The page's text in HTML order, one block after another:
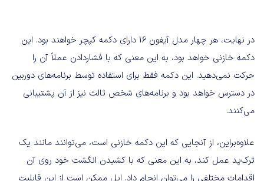
در نهایت، هر چهار مدل آیفون 16 دارای دکمه کپچر خواهند بود. این
دکمه خازنی خواهد بود، به این معنی که با فشاردادن عملاً آن را
حرکت نمی‌دهید. این دکمه فقط برای استفاده توسط برنامه‌های دوربین
در دسترس خواهد بود و برنامه‌های شخص ثالث نیز از آن پشتیبانی
می‌کنند.
علاوه‌بر‌این، از آنجایی که این دکمه خازنی است، می‌توانند مانند یک
ترک‌پد عمل کند، به این معنی که با کشیدن انگشت خود روی آن